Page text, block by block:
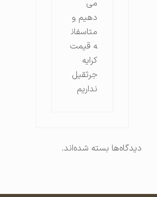
دهیم و
متاسفان
ه قیمت
کرایه
جرثقیل
نداریم
دیدگاه‌ها بسته شده‌اند.